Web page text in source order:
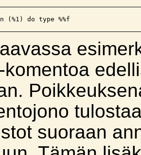
komentoa
suoraan